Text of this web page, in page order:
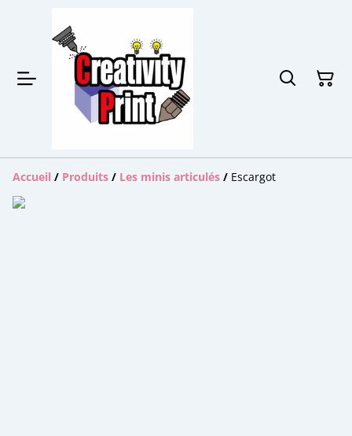
Accueil / Produits / Les minis articulés / Escargot